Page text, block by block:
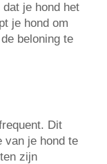
je hond het
je hond om
beloning te
Dit
van je hond te
zijn